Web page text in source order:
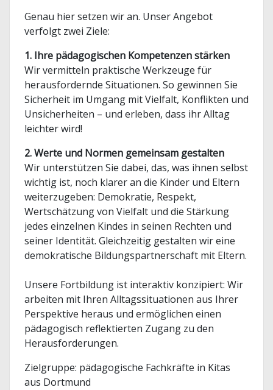
Genau hier setzen wir an. Unser Angebot
verfolgt zwei Ziele:
1. Ihre pädagogischen Kompetenzen stärken
Wir vermitteln praktische Werkzeuge für
herausfordernde Situationen. So gewinnen Sie
Sicherheit im Umgang mit Vielfalt, Konflikten und
Unsicherheiten – und erleben, dass ihr Alltag
leichter wird!
2. Werte und Normen gemeinsam gestalten
Wir unterstützen Sie dabei, das, was ihnen selbst
wichtig ist, noch klarer an die Kinder und Eltern
weiterzugeben: Demokratie, Respekt,
Wertschätzung von Vielfalt und die Stärkung
jedes einzelnen Kindes in seinen Rechten und
seiner Identität. Gleichzeitig gestalten wir eine
demokratische Bildungspartnerschaft mit Eltern.
Unsere Fortbildung ist interaktiv konzipiert: Wir
arbeiten mit Ihren Alltagssituationen aus Ihrer
Perspektive heraus und ermöglichen einen
pädagogisch reflektierten Zugang zu den
Herausforderungen.
Zielgruppe: pädagogische Fachkräfte in Kitas
aus Dortmund